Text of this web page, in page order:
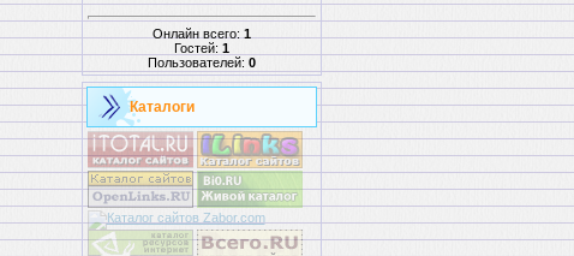
Онлайн всего: 1
Гостей: 1
Пользователей: 0
Каталоги